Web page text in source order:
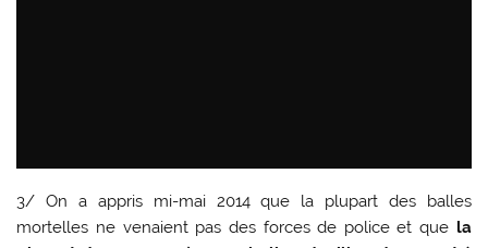
3/ On a appris mi-mai 2014 que la plupart des balles
mortelles ne venaient pas des forces de police et que la